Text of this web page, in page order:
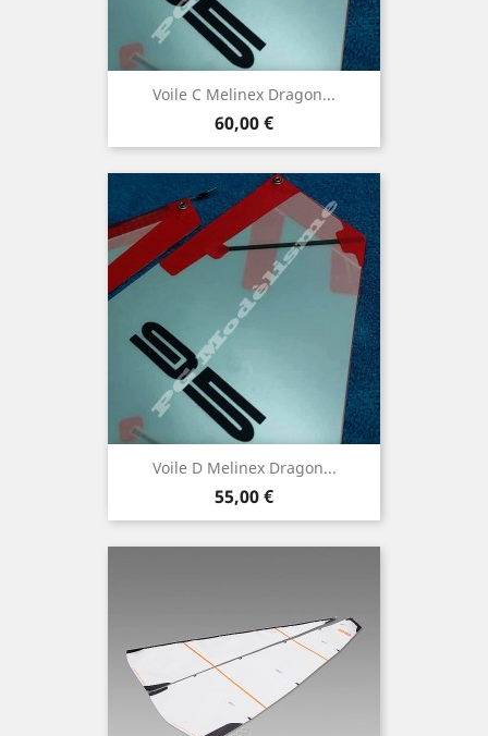
Voile C Melinex Dragon...
Prix
60,00 €
Voile D Melinex Dragon...
Prix
55,00 €